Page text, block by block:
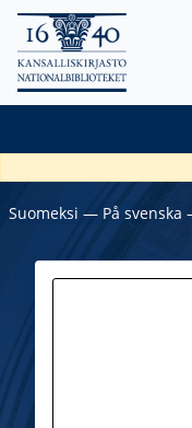
Suomeksi ― På svenska